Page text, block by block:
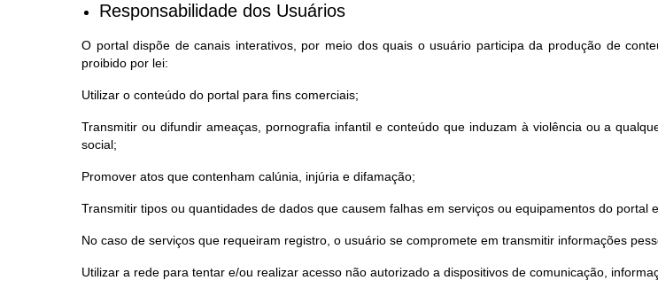
Responsabilidade dos Usuários
O portal dispõe de canais interativos, por meio dos quais o usuário participa da produção de
proibido por lei:
Utilizar o conteúdo do portal para fins comerciais;
Transmitir ou difundir ameaças, pornografia infantil e conteúdo que induzam à violência ou a
social;
Promover atos que contenham calúnia, injúria e difamação;
Transmitir tipos ou quantidades de dados que causem falhas em serviços ou equipamentos do portal
No caso de serviços que requeiram registro, o usuário se compromete em transmitir informações
Utilizar a rede para tentar e/ou realizar acesso não autorizado a dispositivos de comunicação,